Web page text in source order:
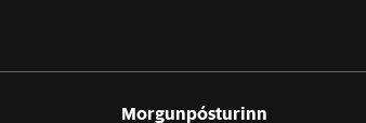
Morgunpósturinn